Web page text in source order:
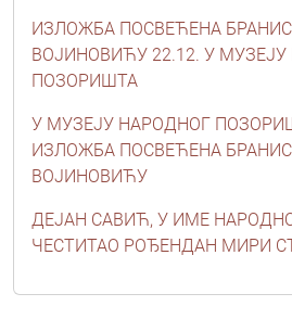
ИЗЛОЖБА ПОСВЕЋЕНА
ВОЈИНОВИЋУ 22.12. У
ПОЗОРИШТА
У МУЗЕЈУ НАРОДНОГ
ИЗЛОЖБА ПОСВЕЋЕНА
ВОЈИНОВИЋУ
ДЕЈАН САВИЋ, У ИМЕ
ЧЕСТИТАО РОЂЕНДАН МИРИ